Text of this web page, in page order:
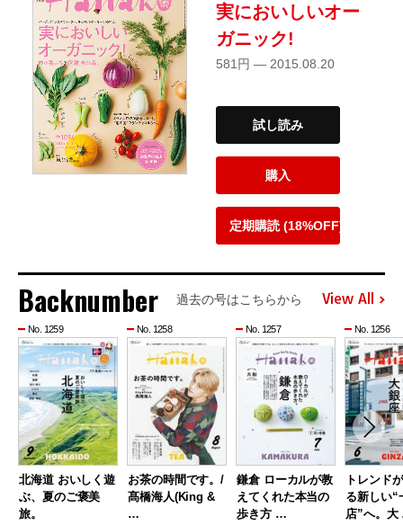
実においしいオー
ガニック!
581円 — 2015.08.20
試し読み
購入
定期購読 (18%OFF)
Backnumber 過去の号はこちらから View All
No. 1259
北海道 おいしく遊
ぶ、夏のご褒美
旅。
No. 1258
お茶の時間です。/
髙橋海人(King &
…
No. 1257
鎌倉 ローカルが教
えてくれた本当の
歩き方 …
No. 1256
トレンド
る新しい“
店”へ。